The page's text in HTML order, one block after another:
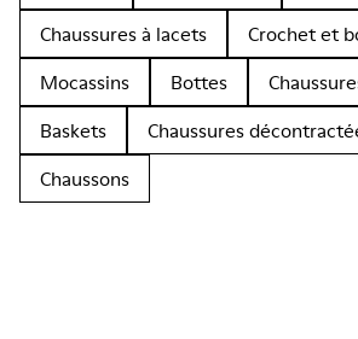
Chaussures à lacets
Crochet et
Mocassins
Bottes
Baskets
Chaussures
Chaussons